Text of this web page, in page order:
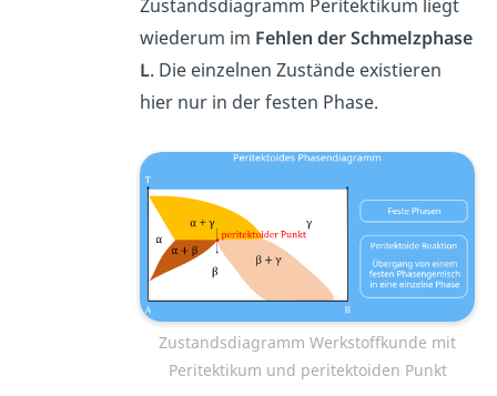
Zustandsdiagramm Peritektikum liegt
wiederum im Fehlen der Schmelzphase
L. Die einzelnen Zustände existieren
hier nur in der festen Phase.
Zustandsdiagramm Werkstoffkunde mit
Peritektikum und peritektoiden Punkt